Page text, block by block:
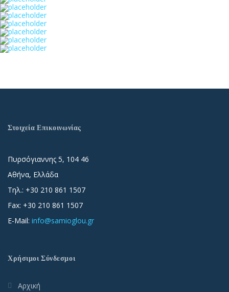
Στοιχεία Επικοινωνίας
Πυρσόγιαννης 5, 104 46
Αθήνα, Ελλάδα
Τηλ.: +30 210 861 1507
Fax: +30 210 861 1507
E-Mail: info@samioglou.gr
Χρήσιμοι Σύνδεσμοι
Αρχική